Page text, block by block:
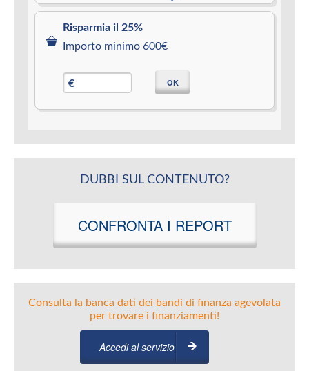
Risparmia il 25%
Importo minimo 600€
€ OK
DUBBI SUL CONTENUTO?
CONFRONTA I REPORT
Consulta la banca dati dei bandi di finanza agevolata
per trovare i finanziamenti!
Accedi al servizio